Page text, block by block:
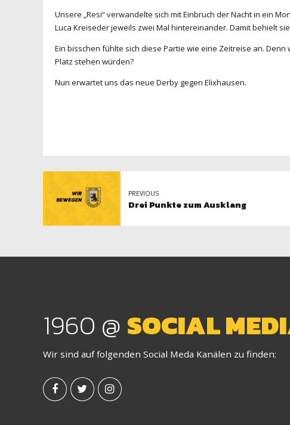
Unsere „Resi“ verwandelte sich mit Einbruch der Nacht in ein
Luca Kreiseder jeweils zwei Mal hintereinander. Damit behielt
Ein bisschen fühlte sich diese Partie wie eine Zeitreise an.
Platz stehen würden?
Nun erwartet uns das neue Derby gegen Elixhausen.
PREVIOUS
Drei Punkte zum Ausklang
1960 @ SOCIAL
Wir sind auf folgenden Social Meda Kanälen zu finden: